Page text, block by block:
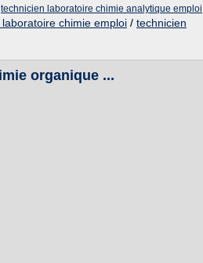
technicien laboratoire chimie analytique emploi
chimie emploi / technicien
organique ...